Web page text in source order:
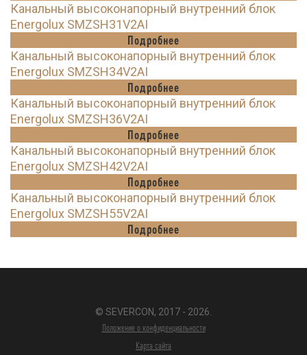
Канальный высоконапорный внутренний блок
Energolux SMZSH31V2AI
Подробнее
Канальный высоконапорный внутренний блок
Energolux SMZSH34V2AI
Подробнее
Канальный высоконапорный внутренний блок
Energolux SMZSH36V2AI
Подробнее
Канальный высоконапорный внутренний блок
Energolux SMZSH42V2AI
Подробнее
Канальный высоконапорный внутренний блок
Energolux SMZSH55V2AI
Подробнее
© SEVERCON, 2017 - 2026.
Положение о конфиденциальности
Карта сайта